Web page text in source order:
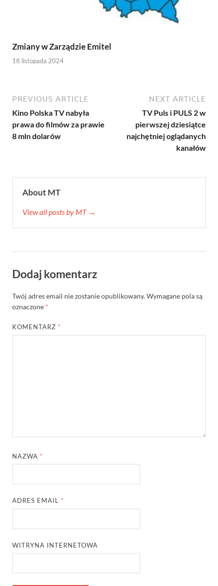
Zmiany w Zarządzie Emitel
18 listopada 2024
PREVIOUS ARTICLE
Kino Polska TV nabyła
prawa do filmów za prawie
8 mln dolarów
NEXT ARTICLE
TV Puls i PULS 2 w
pierwszej dziesiątce
najchętniej oglądanych
kanałów
About MT
View all posts by MT →
Dodaj komentarz
Twój adres email nie zostanie opublikowany.Wymagane pola są
oznaczone *
KOMENTARZ *
NAZWA *
ADRES EMAIL *
WITRYNA INTERNETOWA